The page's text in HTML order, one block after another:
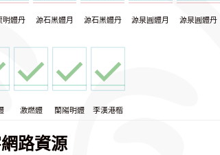
明體丹 源石黑體月 源石黑體丹 源泉圓體月 源泉圓體丹
激燃體 蘭陽明體 李漢港楷
路資源